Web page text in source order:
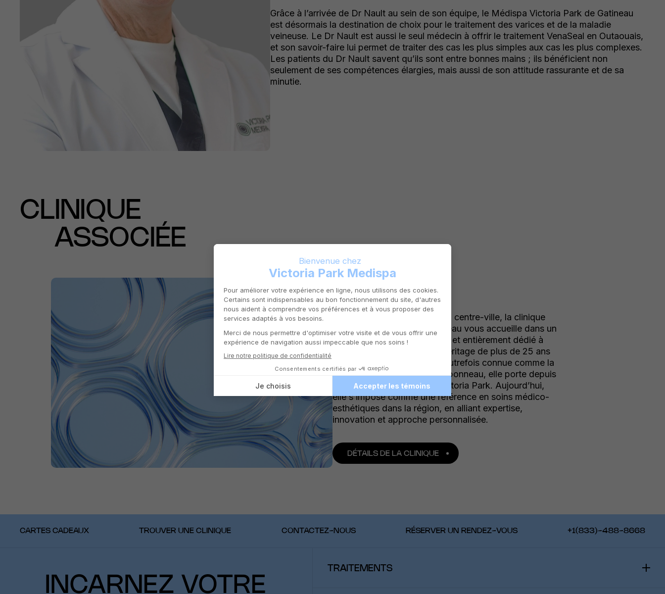
Grâce à l’arrivée de Dr Nault au sein de son équipe, le Médispa Victoria Park de Gatineau
est désormais la destination de choix pour le traitement des varices et de la maladie
veineuse. Le Dr Nault est aussi le seul médecin à offrir le traitement VenaSeal en Outaouais,
et son savoir-faire lui permet de traiter des cas les plus simples aux cas les plus complexes.
Les patients du Dr Nault savent qu’ils sont entre bonnes mains ; ils bénéficient non
seulement de ses compétences élargies, mais aussi de son attitude rassurante et de sa
minutie.
CLINIQUE
ASSOCIÉE
GATINEAU
Située à quelques minutes du centre-ville, la clinique
Médispa Victoria Park Gatineau vous accueille dans un
espace moderne, chaleureux et entièrement dédié à
votre bien-être. Forte d’un héritage de plus de 25 ans
au sein de la communauté, autrefois connue comme la
clinique du Dr Jacques Charbonneau, elle porte depuis
4 ans le nom de Médispa Victoria Park. Aujourd’hui,
elle s’impose comme une référence en soins médico-
esthétiques dans la région, en alliant expertise,
innovation et approche personnalisée.
DÉTAILS DE LA CLINIQUE
CARTES CADEAUX TROUVER UNE CLINIQUE CONTACTEZ-NOUS RÉSERVER UN RENDEZ-VOUS +1(833)-488-8668
TRAITEMENTS